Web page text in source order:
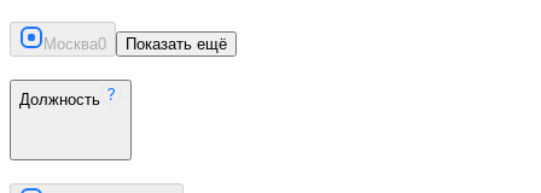
Москва0 Показать ещё
Должность